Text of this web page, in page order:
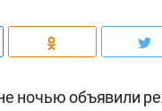
ночью объявили